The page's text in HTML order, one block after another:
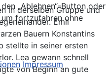
in derselben Gruppe und
Emil
Bauern Konstantins
stellte in seiner ersten
Lea gewann schnell
von Beginn an gute
„Ablehnen“-Button oder
fortzufahren ohne
Impressum